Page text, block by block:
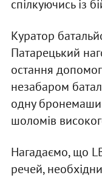
спілкуючись із
Куратор
Патарецький
остання
незабаром
одну
шоломів
Нагадаємо, що
речей,